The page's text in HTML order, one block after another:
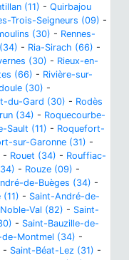
(11) - Quirbajou
Trois-Seigneurs (09) -
(30) - Rennes-
- Ria-Sirach (66) -
(30) - Rieux-en-
(66) - Rivière-sur-
(30) -
du-Gard (30) - Rodès
(34) - Roquecourbe-
Sault (11) - Roquefort-
sur-Garonne (31) -
- Rouet (34) - Rouffiac-
- Rouze (09) -
de-Buèges (34) -
- Saint-André-de-
Val (82) - Saint-
- Saint-Bauzille-de-
de-Montmel (34) -
- Saint-Béat-Lez (31) -